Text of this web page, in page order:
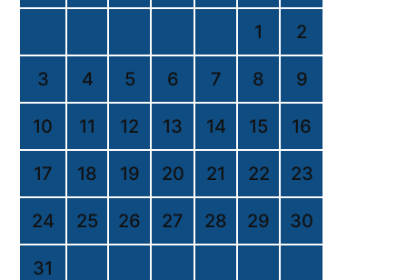
1 2
3 4 5 6 7 8 9
10 11 12 13 14 15 16
17 18 19 20 21 22 23
24 25 26 27 28 29 30
31